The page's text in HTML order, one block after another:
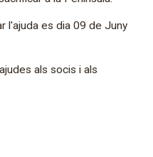
l'ajuda es dia 09 de Juny
als socis i als